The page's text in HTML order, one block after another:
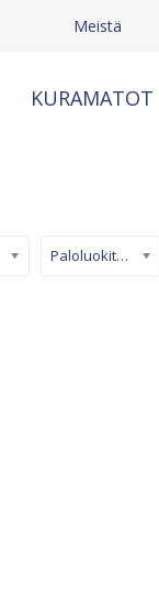
Meistä
KURAMATOT
Paloluokiteltu tapetti